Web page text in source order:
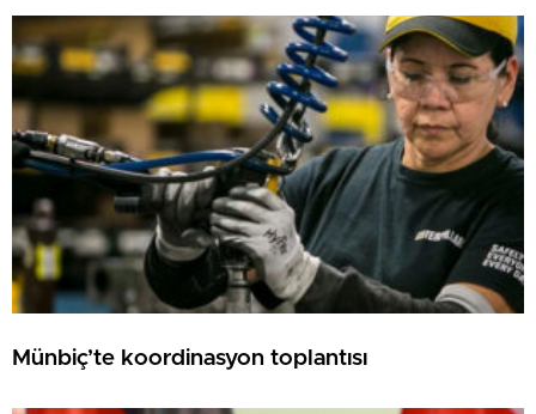
Münbiç’te koordinasyon toplantısı